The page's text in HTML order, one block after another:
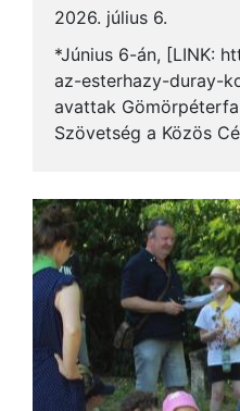
2026. július 6.
*Június 6-án, [LINK:
az-esterhazy-duray-
avattak
Szövetség a Közös